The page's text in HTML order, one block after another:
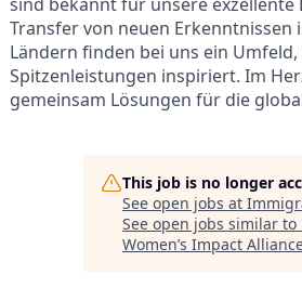
Transfer von neuen Erkenntnissen
Ländern finden bei uns ein
Spitzenleistungen inspiriert. Im
gemeinsam Lösungen für die
This job is no longer
See open jobs at
See open jobs similar to
Women’s Impact